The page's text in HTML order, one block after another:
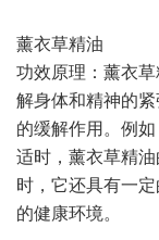
薰衣草精油
功效原理：薰衣
解身体和精神的
的缓解作用。例
适时，薰衣草精
时，它还具有一
的健康环境。